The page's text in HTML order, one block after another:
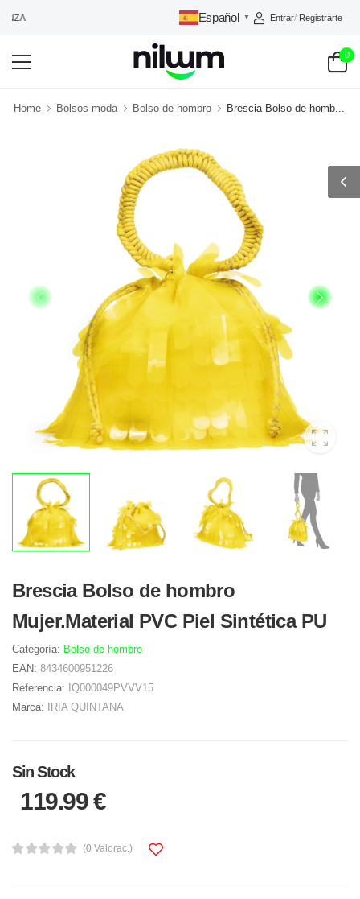
Español ▼ Entrar/ Registrarte
0
Home Bolsos moda Bolso de hombro Brescia Bolso de homb...
Brescia Bolso de hombro
Mujer.Material PVC Piel Sintética PU
Categoría: Bolso de hombro
EAN: 8434600951226
Referencia: IQ000049PVVV15
Marca:
IRIA QUINTANA
Sin Stock
119.99 €
(0 Valorac.)